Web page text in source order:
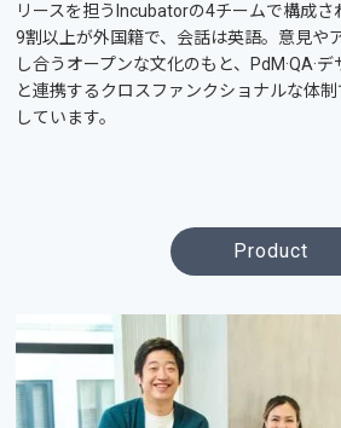
リースを担うIncubatorの4チームで構成さ
9割以上が外国籍で、会話は英語。意見や
し合うオープンな文化のもと、PdM·QA·
と連携するクロスファンクショナルな体
しています。
Product